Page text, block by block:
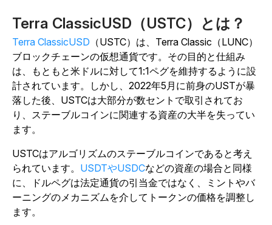
Terra ClassicUSD（USTC）とは？
Terra ClassicUSD （USTC）は、Terra Classic（LUNC）
ブロックチェーンの仮想通貨です。その目的と仕組み
は、もともと米ドルに対して1:1ペグを維持するように設
計されています。しかし、2022年5月に前身のUSTが暴
落した後、USTCは大部分が数セントで取引されてお
り、ステーブルコインに関連する資産の大半を失ってい
ます。
USTCはアルゴリズムのステーブルコインであると考え
られています。 USDTやUSDCなどの資産の場合と同様
に、ドルペグは法定通貨の引当金ではなく、ミントやバ
ーニングのメカニズムを介してトークンの価格を調整し
ます。